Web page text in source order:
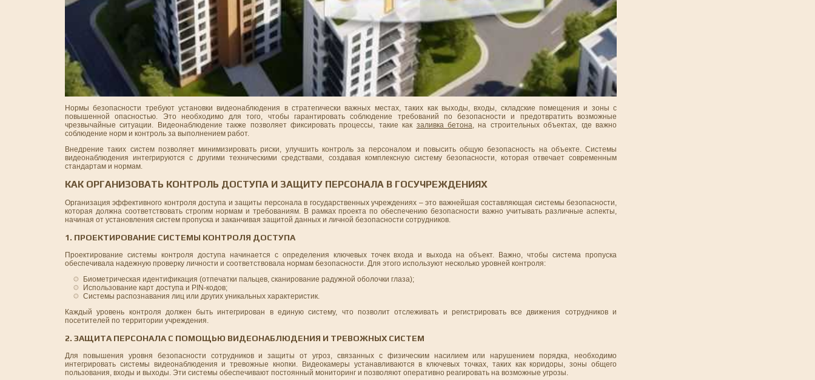
Нормы безопасности требуют установки видеонаблюдения в стратегически важных местах, таких как выходы, входы, складские помещения и зоны с
повышенной опасностью. Это необходимо для того, чтобы гарантировать соблюдение требований по безопасности и предотвратить возможные
чрезвычайные ситуации. Видеонаблюдение также позволяет фиксировать процессы, такие как заливка бетона, на строительных объектах, где важно
соблюдение норм и контроль за выполнением работ.
Внедрение таких систем позволяет минимизировать риски, улучшить контроль за персоналом и повысить общую безопасность на объекте. Системы
видеонаблюдения интегрируются с другими техническими средствами, создавая комплексную систему безопасности, которая отвечает современным
стандартам и нормам.
КАК ОРГАНИЗОВАТЬ КОНТРОЛЬ ДОСТУПА И ЗАЩИТУ ПЕРСОНАЛА В ГОСУЧРЕЖДЕНИЯХ
Организация эффективного контроля доступа и защиты персонала в государственных учреждениях – это важнейшая составляющая системы безопасности,
которая должна соответствовать строгим нормам и требованиям. В рамках проекта по обеспечению безопасности важно учитывать различные аспекты,
начиная от установления систем пропуска и заканчивая защитой данных и личной безопасности сотрудников.
1. ПРОЕКТИРОВАНИЕ СИСТЕМЫ КОНТРОЛЯ ДОСТУПА
Проектирование системы контроля доступа начинается с определения ключевых точек входа и выхода на объект. Важно, чтобы система пропуска
обеспечивала надежную проверку личности и соответствовала нормам безопасности. Для этого используют несколько уровней контроля:
Биометрическая идентификация (отпечатки пальцев, сканирование радужной оболочки глаза);
Использование карт доступа и PIN-кодов;
Системы распознавания лиц или других уникальных характеристик.
Каждый уровень контроля должен быть интегрирован в единую систему, что позволит отслеживать и регистрировать все движения сотрудников и
посетителей по территории учреждения.
2. ЗАЩИТА ПЕРСОНАЛА С ПОМОЩЬЮ ВИДЕОНАБЛЮДЕНИЯ И ТРЕВОЖНЫХ СИСТЕМ
Для повышения уровня безопасности сотрудников и защиты от угроз, связанных с физическим насилием или нарушением порядка, необходимо
интегрировать системы видеонаблюдения и тревожные кнопки. Видеокамеры устанавливаются в ключевых точках, таких как коридоры, зоны общего
пользования, входы и выходы. Эти системы обеспечивают постоянный мониторинг и позволяют оперативно реагировать на возможные угрозы.